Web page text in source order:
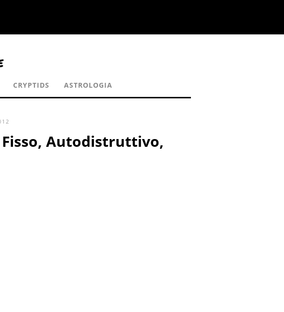
CRYPTIDS ASTROLOGIA
Autodistruttivo,